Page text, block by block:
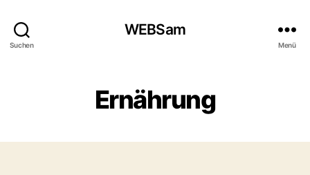
Suchen
WEBSam
Menü
Ernährung